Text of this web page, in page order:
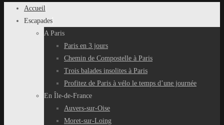
Passer
Accueil
Escapades
A Paris
Paris en 3 jours
Chemin de Compostelle à Paris
Trois balades insolites à Paris
Profitez de Paris à vélo le temps d’une journée
En Île-de-France
Auvers-sur-Oise
Moret-sur-Loing